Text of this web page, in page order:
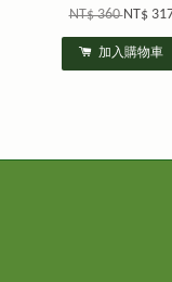
NT$ 360NT$
加入購物車